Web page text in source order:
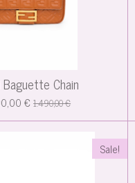
Baguette Chain
€ 1.490,00 €
Sale!